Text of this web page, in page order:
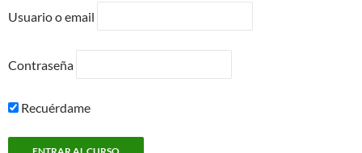
Usuario o email
Contraseña
Recuérdame